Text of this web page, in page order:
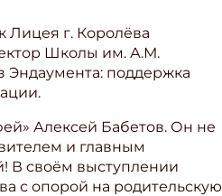
Лицея г. Королёва
Школы им. А.М.
Эндаумента: поддержка
Алексей Бабетов. Он не
и главным
В своём выступлении
с опорой на родительскую